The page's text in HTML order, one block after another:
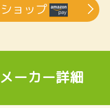
ョップ
ーカー詳細